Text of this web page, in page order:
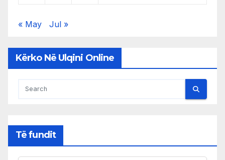
« May Jul »
Kërko Në Ulqini Online
Të fundit